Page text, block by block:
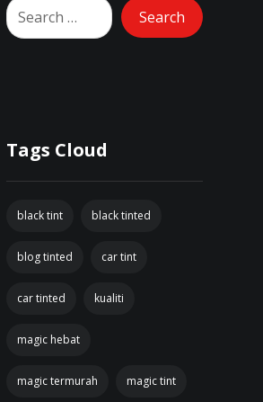
Tags Cloud
black tint black tinted
blog tinted car tint
car tinted kualiti
magic hebat
magic termurah magic tint